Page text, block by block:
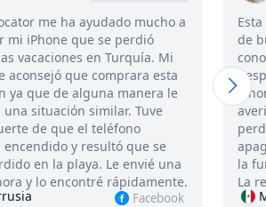
es la única aplicación inteligente
búsqueda de iPhone de terceros que
hasta ahora. La compré
de que mi novio perdiera su
y estábamos intentando
cómo encontrar el iPhone
por número de teléfono, si está
En general, nos gustó mucho
de la aplicación y la interfaz.
encarecidamente.
Мексика
Instagram